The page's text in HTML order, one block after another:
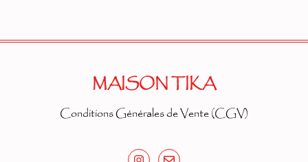
MAISON TIKA
Conditions Générales de Vente (CGV)